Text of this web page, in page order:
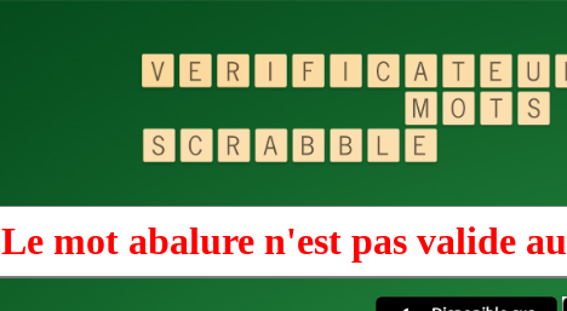
Le mot abalure n'est pas valide au